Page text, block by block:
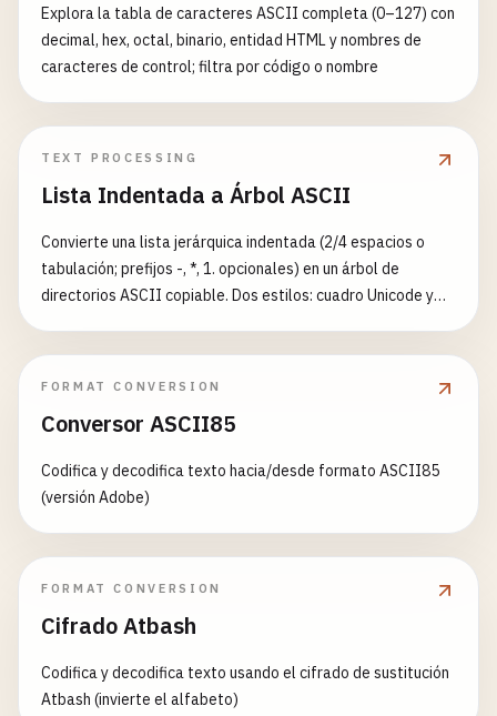
Explora la tabla de caracteres ASCII completa (0–127) con
decimal, hex, octal, binario, entidad HTML y nombres de
caracteres de control; filtra por código o nombre
TEXT PROCESSING
Lista Indentada a Árbol ASCII
Convierte una lista jerárquica indentada (2/4 espacios o
tabulación; prefijos -, *, 1. opcionales) en un árbol de
directorios ASCII copiable. Dos estilos: cuadro Unicode y
FORMAT CONVERSION
Conversor ASCII85
Codifica y decodifica texto hacia/desde formato ASCII85
(versión Adobe)
FORMAT CONVERSION
Cifrado Atbash
Codifica y decodifica texto usando el cifrado de sustitución
Atbash (invierte el alfabeto)